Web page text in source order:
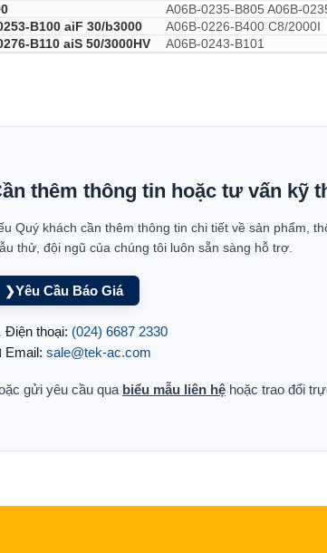
A06B-0235-B805 A06B-
B100 aiF 30/b3000
A06B-0226-B400 C8/2000I
B110 aiS 50/3000HV
A06B-0243-B101
thêm thông tin hoặc tư vấn kỹ
Quý khách cần thêm thông tin chi tiết về sản phẩm,
thử, đội ngũ của chúng tôi luôn sẵn sàng hỗ trợ.
❯Yêu Cầu Báo Giá
Điện thoại: (024) 6687 2330
Email: sale@tek-ac.com
gửi yêu cầu qua biểu mẫu liên hệ hoặc trao đổi